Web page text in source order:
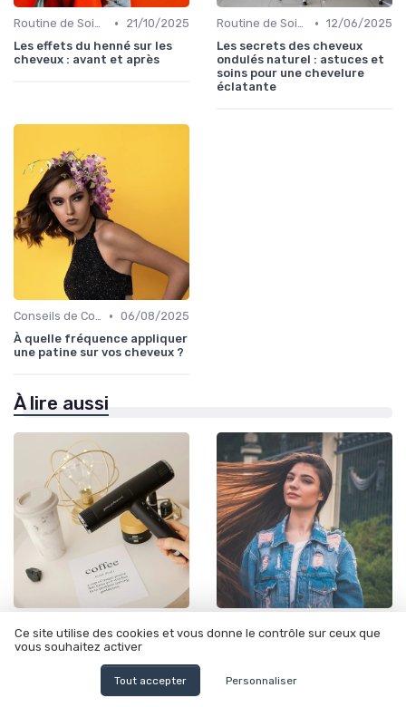
Routine de Soins pour Cheveux Bouclés •
21/10/2025
Les effets du henné sur les
cheveux : avant et après
Routine de Soins pour Cheveux Bouclés • 12/06/2025
Les secrets des cheveux
ondulés naturel : astuces et
soins pour une chevelure
éclatante
Conseils de Coiffage • 06/08/2025
À quelle fréquence appliquer
une patine sur vos cheveux ?
À lire aussi
Coupe cheveux frisés naturel
cheveux texturés et bouclés
Ce site utilise des cookies et vous donne le contrôle sur ceux que
vous souhaitez activer
Tout accepter Personnaliser